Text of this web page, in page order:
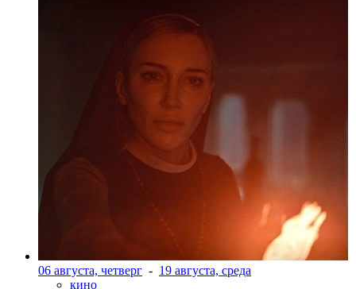
06 августа, четверг - 19 августа, среда
кино